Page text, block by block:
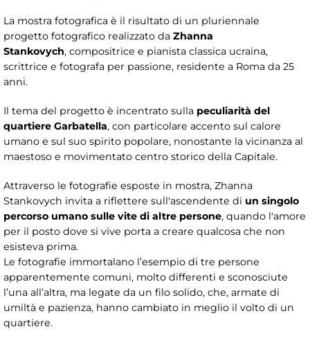
La mostra fotografica è il risultato di un pluriennale
progetto fotografico realizzato da Zhanna
Stankovych, compositrice e pianista classica ucraina,
scrittrice e fotografa per passione, residente a Roma da 25
anni.
Il tema del progetto è incentrato sulla peculiarità del
quartiere Garbatella, con particolare accento sul calore
umano e sul suo spirito popolare, nonostante la vicinanza al
maestoso e movimentato centro storico della Capitale.
Attraverso le fotografie esposte in mostra, Zhanna
Stankovych invita a riflettere sull'ascendente di un singolo
percorso umano sulle vite di altre persone, quando l'amore
per il posto dove si vive porta a creare qualcosa che non
esisteva prima.
Le fotografie immortalano l’esempio di tre persone
apparentemente comuni, molto differenti e sconosciute
l’una all’altra, ma legate da un filo solido, che, armate di
umiltà e pazienza, hanno cambiato in meglio il volto di un
quartiere.